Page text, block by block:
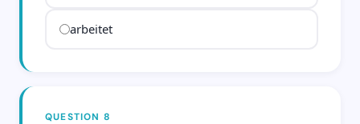
arbeitet
QUESTION 8